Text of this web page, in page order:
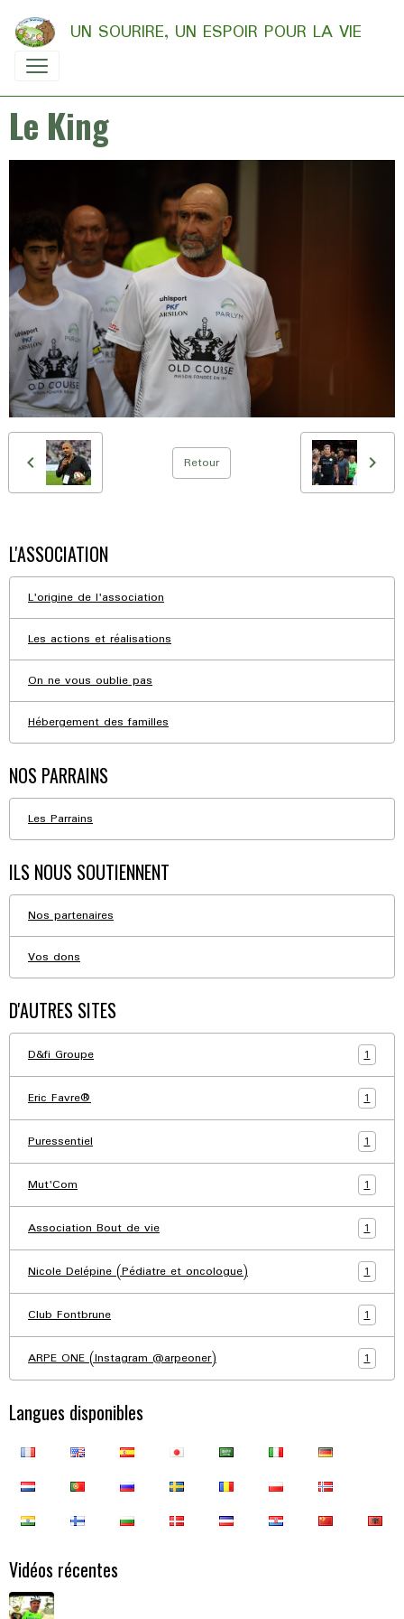
UN SOURIRE, UN ESPOIR POUR LA VIE
Le King
Retour
L'ASSOCIATION
L'origine de l'association
Les actions et réalisations
On ne vous oublie pas
Hébergement des familles
NOS PARRAINS
Les Parrains
ILS NOUS SOUTIENNENT
Nos partenaires
Vos dons
D'AUTRES SITES
D&fi Groupe 1
Eric Favre® 1
Puressentiel 1
Mut'Com 1
Association Bout de vie 1
Nicole Delépine (Pédiatre et oncologue) 1
Club Fontbrune 1
ARPE ONE (Instagram @arpeoner) 1
Langues disponibles
Vidéos récentes